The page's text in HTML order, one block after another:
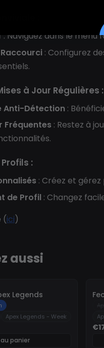
:
: Naviguez dans le
: Configurez
à Jour Régulières :
Anti-Détection :
Fréquentes : Restez à
:
: Créez et
de Profil : Changez
(ici)
aussi
Legends
Apex Legends - Week
panier